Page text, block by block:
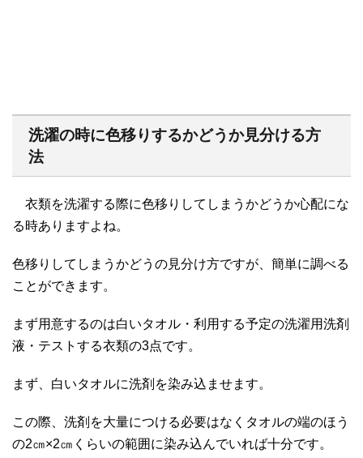
洗濯の時に色移りするかどうか見分ける方
法
衣類を洗濯する際に色移りしてしまうかどうか心配にな
る時ありますよね。
色移りしてしまうかどうの見分け方ですが、簡単に調べる
ことができます。
まず用意するのは白いタオル・利用する予定の洗濯用洗剤
液・テストする衣類の3点です。
まず、白いタオルに洗剤を染み込ませます。
この際、洗剤を大量につける必要はなくタオルの端のほう
の2㎝×2㎝くらいの範囲に染み込んでいれば十分です。